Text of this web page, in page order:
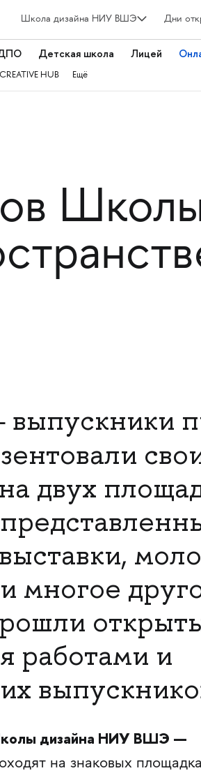
Школа дизайна НИУ ВШЭ Дни
Детская школа Лицей
CREATIVE HUB Ещё
двух
многое
работами и
дизайна НИУ ВШЭ —
на знаковых